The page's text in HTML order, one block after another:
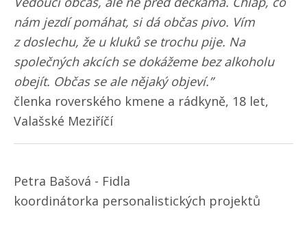
nám jezdí pomáhat, si dá občas pivo. Vím
z doslechu, že u kluků se trochu pije. Na
společných akcích se dokážeme bez alkoholu
obejít. Občas se ale nějaký objeví.”
členka roverského kmene a rádkyně, 18 let,
Valašské Meziříčí
Petra Bašová - Fidla
koordinátorka personalistických projektů